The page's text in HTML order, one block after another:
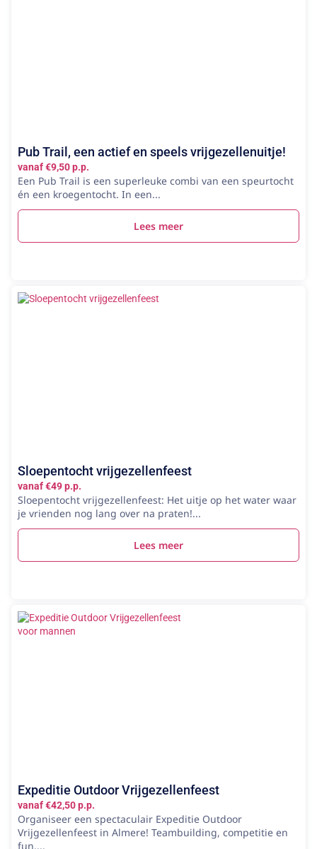
Pub Trail, een actief en speels vrijgezellenuitje!
vanaf €9,50 p.p.
Een Pub Trail is een superleuke combi van een speurtocht
én een kroegentocht. In een...
Lees meer
Sloepentocht vrijgezellenfeest
vanaf €49 p.p.
Sloepentocht vrijgezellenfeest: Het uitje op het water waar
je vrienden nog lang over na praten!...
Lees meer
Expeditie Outdoor Vrijgezellenfeest
vanaf €42,50 p.p.
Organiseer een spectaculair Expeditie Outdoor
Vrijgezellenfeest in Almere! Teambuilding, competitie en
fun....